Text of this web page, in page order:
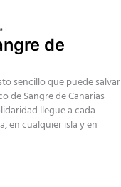
de
sencillo que puede salvar
de Sangre de Canarias
llegue a cada
en cualquier isla y en